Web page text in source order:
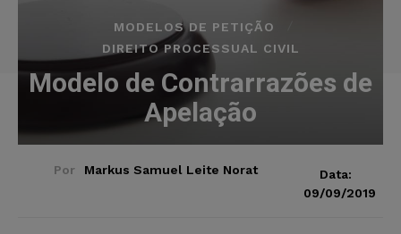
MODELOS DE PETIÇÃO
DIREITO PROCESSUAL CIVIL
Modelo de Contrarrazões de
Apelação
Por Markus Samuel Leite Norat
Data:
09/09/2019